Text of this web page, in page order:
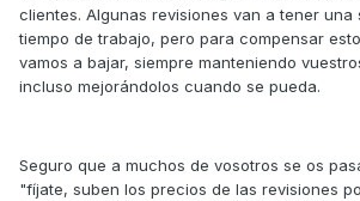
clientes. Algunas revisiones van a tener una
tiempo de trabajo, pero para compensar
vamos a bajar, siempre manteniendo
incluso mejorándolos cuando se pueda.
Seguro que a muchos de vosotros se os
"fíjate, suben los precios de las revisiones